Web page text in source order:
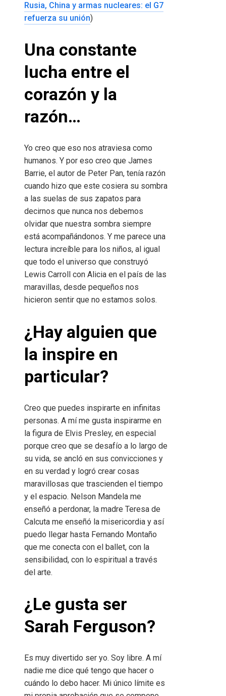
Rusia, China y armas nucleares: el G7
refuerza su unión)
Una constante
lucha entre el
corazón y la
razón…
Yo creo que eso nos atraviesa como
humanos. Y por eso creo que James
Barrie, el autor de Peter Pan, tenía razón
cuando hizo que este cosiera su sombra
a las suelas de sus zapatos para
decirnos que nunca nos debemos
olvidar que nuestra sombra siempre
está acompañándonos. Y me parece una
lectura increíble para los niños, al igual
que todo el universo que construyó
Lewis Carroll con Alicia en el país de las
maravillas, desde pequeños nos
hicieron sentir que no estamos solos.
¿Hay alguien que
la inspire en
particular?
Creo que puedes inspirarte en infinitas
personas. A mí me gusta inspirarme en
la figura de Elvis Presley, en especial
porque creo que se desafío a lo largo de
su vida, se ancló en sus convicciones y
en su verdad y logró crear cosas
maravillosas que trascienden el tiempo
y el espacio. Nelson Mandela me
enseñó a perdonar, la madre Teresa de
Calcuta me enseñó la misericordia y así
puedo llegar hasta Fernando Montaño
que me conecta con el ballet, con la
sensibilidad, con lo espiritual a través
del arte.
¿Le gusta ser
Sarah Ferguson?
Es muy divertido ser yo. Soy libre. A mí
nadie me dice qué tengo que hacer o
cuándo lo debo hacer. Mi único límite es